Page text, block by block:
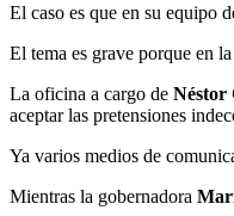
El caso es que en su equipo
El tema es grave porque en
La oficina a cargo de Néstor
aceptar las pretensiones
Ya varios medios de
Mientras la gobernadora